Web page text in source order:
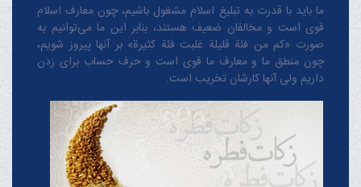
ما باید با قدرت به تبلیغ اسلام مشغول باشیم، چون معارف اسلام
قوی است و مخالفان ضعیف هستند، بنابر این ما می‌توانیم به
صورت «کم من فئة قلیلة غلبت فئة کثیرة» بر آنها پیروز شویم،
چون منطق‌ ما و معارف ‌ما قوی است و حرف حساب برای زدن
داریم ولی آنها کارشان تخریب است.